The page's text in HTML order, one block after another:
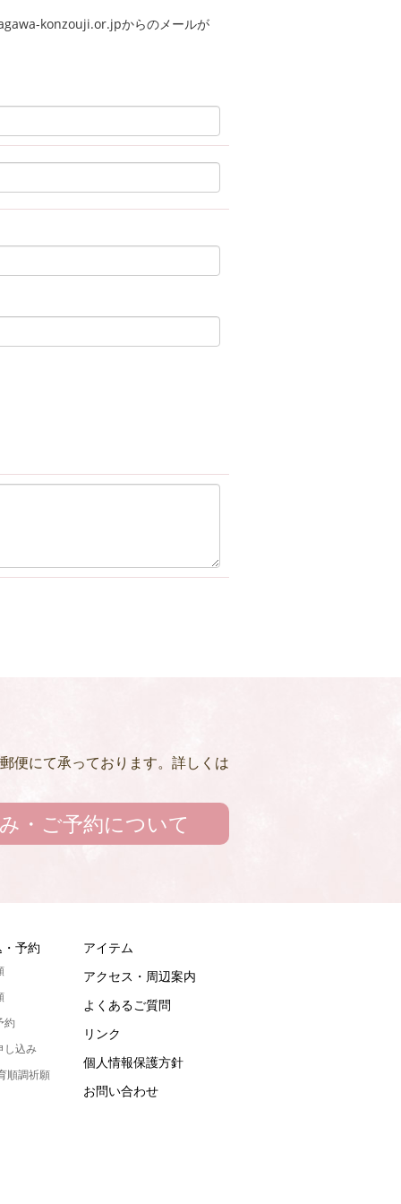
konzouji.or.jpからのメールが
便にて承っております。詳しくは
・ご予約について
予約
約
し込み
順調祈願
アイテム
アクセス・周辺案内
よくあるご質問
リンク
個人情報保護方針
お問い合わせ